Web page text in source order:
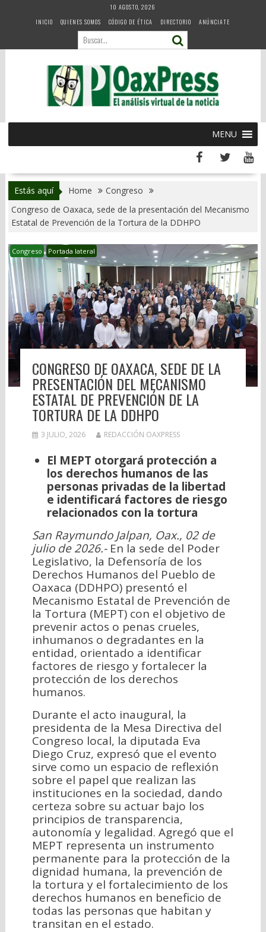
10 AGOSTO, 2026
INICIO
QUIENES SOMOS CÓDIGO DE ÉTICA DIRECTORIO ANÚNCIATE
MENU
Estás aquí Home
Congreso
Congreso de Oaxaca, sede de la presentación del Mecanismo
Estatal de Prevención de la Tortura de la DDHPO
Congreso Portada lateral
CONGRESO DE OAXACA, SEDE DE LA
PRESENTACIÓN DEL MECANISMO
ESTATAL DE PREVENCIÓN DE LA
TORTURA DE LA DDHPO
3 JULIO, 2026 REDACCIÓN OAXPRESS
El MEPT otorgará protección a
los derechos humanos de las
personas privadas de la libertad
e identificará factores de riesgo
relacionados con la tortura
San Raymundo Jalpan, Oax., 02 de
julio de 2026.-En la sede del Poder
Legislativo, la Defensoría de los
Derechos Humanos del Pueblo de
Oaxaca (DDHPO) presentó el
Mecanismo Estatal de Prevención de
la Tortura (MEPT) con el objetivo de
prevenir actos o penas crueles,
inhumanos o degradantes en la
entidad, orientado a identificar
factores de riesgo y fortalecer la
protección de los derechos
humanos.
Durante el acto inaugural, la
presidenta de la Mesa Directiva del
Congreso local, la diputada Eva
Diego Cruz, expresó que el evento
sirve como un espacio de reflexión
sobre el papel que realizan las
instituciones en la sociedad, dando
certeza sobre su actuar bajo los
principios de transparencia,
autonomía y legalidad. Agregó que el
MEPT representa un instrumento
permanente para la protección de la
dignidad humana, la prevención de
la tortura y el fortalecimiento de los
derechos humanos en beneficio de
todas las personas que habitan y
transitan en el estado.